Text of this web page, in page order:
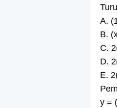
A.
B.
C.
D.
E.
y =